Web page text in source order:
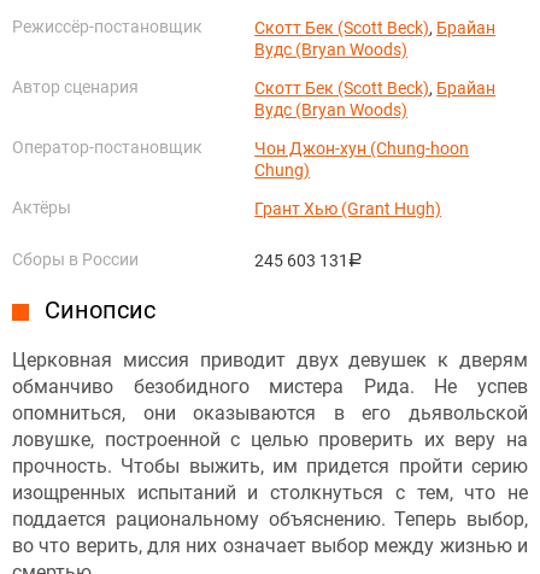
Режиссёр-постановщик
Скотт Бек (Scott Beck), Брайан
Вудс (Bryan Woods)
Автор сценария
Скотт Бек (Scott Beck), Брайан
Вудс (Bryan Woods)
Оператор-постановщик
Чон Джон-хун (Chung-hoon
Chung)
Актёры
Грант Хью (Grant Hugh)
Сборы в России 245 603 131руб.
Синопсис
Церковная миссия приводит двух девушек к дверям
обманчиво безобидного мистера Рида. Не успев
опомниться, они оказываются в его дьявольской
ловушке, построенной с целью проверить их веру на
прочность. Чтобы выжить, им придется пройти серию
изощренных испытаний и столкнуться с тем, что не
поддается рациональному объяснению. Теперь выбор,
во что верить, для них означает выбор между жизнью и